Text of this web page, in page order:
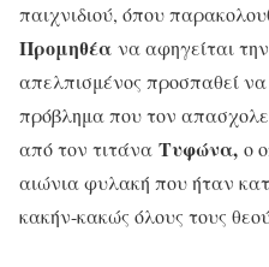
παιχνιδιού, όπου
Προμηθέα να αφηγείται
απελπισμένος προσπαθεί
πρόβλημα που τον
από τον τιτάνα Τυφώνα, ο
αιώνια φυλακή που ήταν
κακήν-κακώς όλους τους